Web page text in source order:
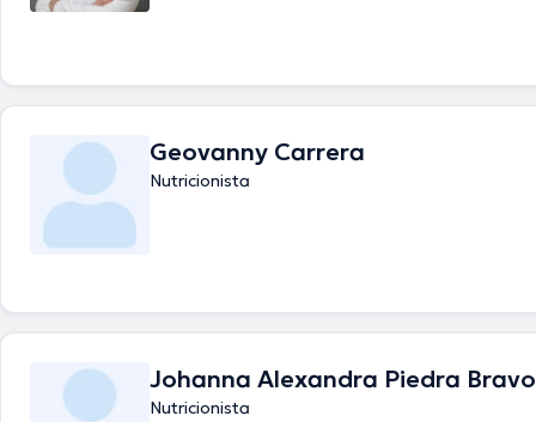
Geovanny Carrera
Nutricionista
Johanna Alexandra Piedra Bravo
Nutricionista